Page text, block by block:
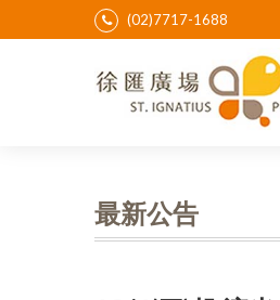
(02)7717-1688
最新公告